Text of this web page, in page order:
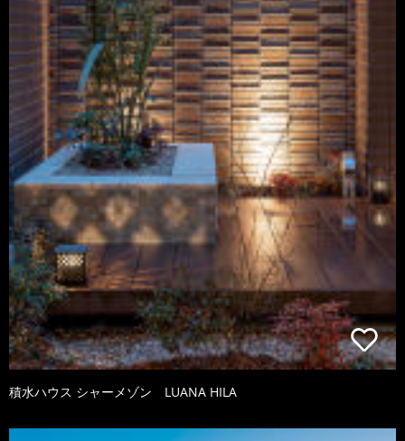
積水ハウス シャーメゾン LUANA HILA